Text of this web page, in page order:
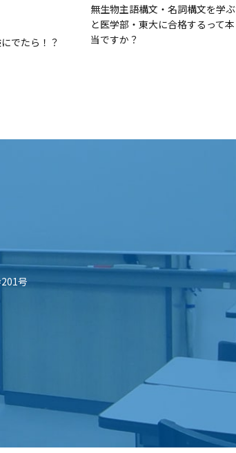
でたら！？
無生物主語構文・名詞構文を学ぶ
と医学部・東大に合格するって本
当ですか？
号